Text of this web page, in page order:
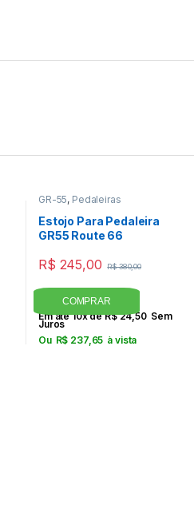
GR-55, Pedaleiras
Estojo Para Pedaleira
GR55 Route 66
R$ 245,00 R$380,00
Em até 10x deR$24,50 Sem
Juros
Ou R$ 237,65 à vista